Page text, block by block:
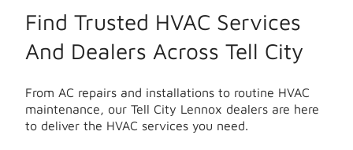
Find Trusted HVAC Services
And Dealers Across Tell City
From AC repairs and installations to routine HVAC
maintenance, our Tell City Lennox dealers are here
to deliver the HVAC services you need.